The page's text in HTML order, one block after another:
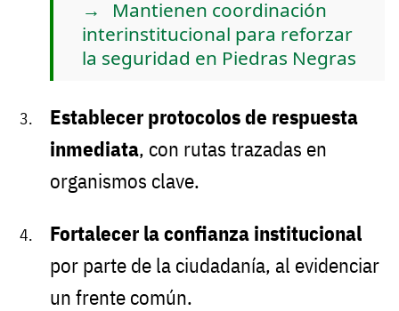
Mantienen coordinación
interinstitucional para reforzar
la seguridad en Piedras Negras
Establecer protocolos de respuesta
inmediata, con rutas trazadas en
organismos clave.
Fortalecer la confianza institucional
por parte de la ciudadanía, al evidenciar
un frente común.